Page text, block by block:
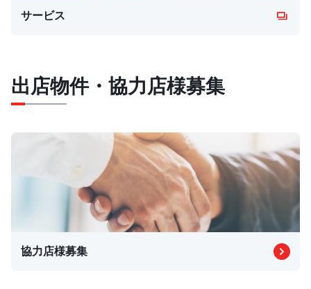
サービス
出店物件・協力店様募集
協力店様募集